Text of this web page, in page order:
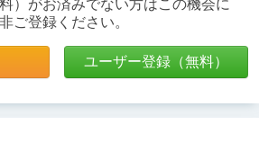
）がお済みでない方はこの機会に
ご登録ください。
ユーザー登録（無料）